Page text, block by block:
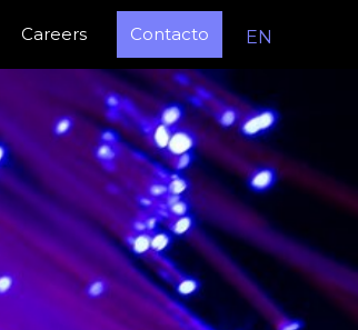
Careers Contacto EN